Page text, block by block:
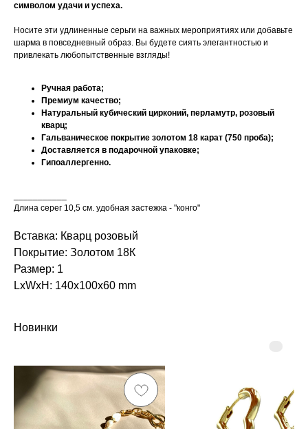
символом удачи и успеха.
Носите эти удлиненные серьги на важных мероприятиях или добавьте
шарма в повседневный образ. Вы будете сиять элегантностью и
привлекать любопытственные взгляды!
Ручная работа;
Премиум качество;
Натуральный кубический цирконий, перламутр, розовый
кварц;
Гальваническое покрытие золотом 18 карат (750 проба);
Доставляется в подарочной упаковке;
Гипоаллергенно.
Длина серег 10,5 см. удобная застежка - "конго"
Вставка: Кварц розовый
Покрытие: Золотом 18К
Размер: 1
LxWxH: 140x100x60 mm
Новинки